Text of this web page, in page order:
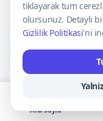
tiklayarak tum
olursunuz. Detayli
Gizlilik Politikasi'ni
Ana Sayfa